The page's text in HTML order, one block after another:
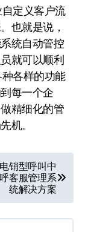
自定义客户流
也就是说，
统自动管控
就可以顺利
种各样的功能
每一个企
精细化的管
机。
销型呼叫中
客服管理系
统解决方案